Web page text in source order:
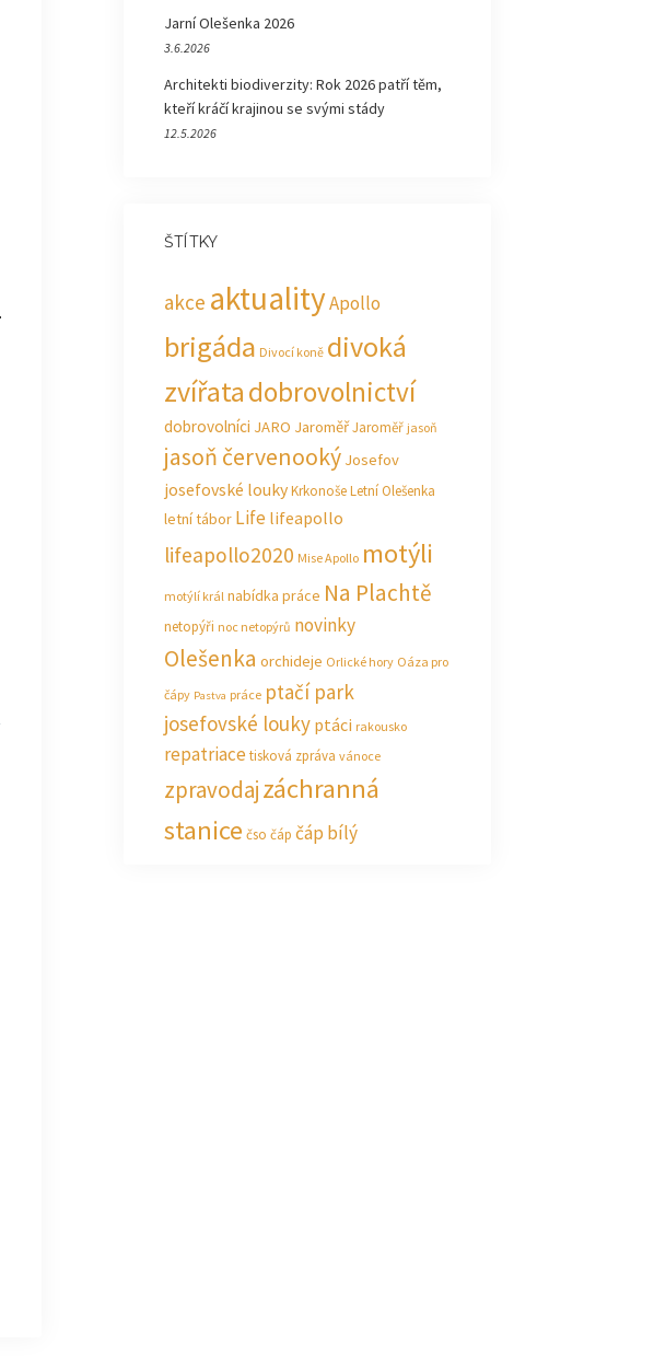
Jarní Olešenka 2026
3.6.2026
Architekti biodiverzity: Rok 2026 patří těm,
kteří kráčí krajinou se svými stády
12.5.2026
ŠTÍTKY
akce aktualityApollo
brigáda Divocí koně divoká
zvířatadobrovolnictví
dobrovolníci JARO JaroměřJaroměř jasoň
jasoň červenooký Josefov
josefovské loukyKrkonošeLetní Olešenka
letní tábor Life lifeapollo
lifeapollo2020 Mise Apollo motýli
motýlí král nabídka práce Na Plachtě
netopýři noc netopýrů novinky
Olešenka orchideje Orlické hory Oáza pro
čápy Pastva práce ptačí park
josefovské louky ptáci rakousko
repatriacetisková zpráva vánoce
zpravodajzáchranná
stanice čso čáp čáp bílý